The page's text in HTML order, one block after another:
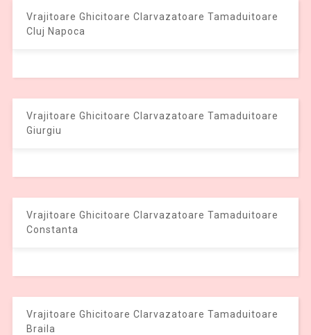
Vrajitoare Ghicitoare Clarvazatoare Tamaduitoare
Cluj Napoca
Vrajitoare Ghicitoare Clarvazatoare Tamaduitoare
Giurgiu
Vrajitoare Ghicitoare Clarvazatoare Tamaduitoare
Constanta
Vrajitoare Ghicitoare Clarvazatoare Tamaduitoare
Braila